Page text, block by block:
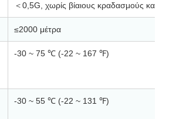
＜0,5G, χωρίς βίαιους κραδασμούς και
≤2000 μέτρα
-30 ~ 75 ℃ (-22 ~ 167 ℉)
-30 ~ 55 ℃ (-22 ~ 131 ℉)